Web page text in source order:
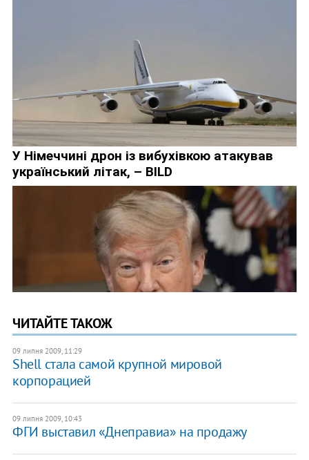
ЧИТАЙТЕ ТАКОЖ
09 липня 2009, 11:29
Shell стала самой крупной мировой
корпорацией
09 липня 2009, 10:43
ФГИ выставил «Днеправиа» на продажу